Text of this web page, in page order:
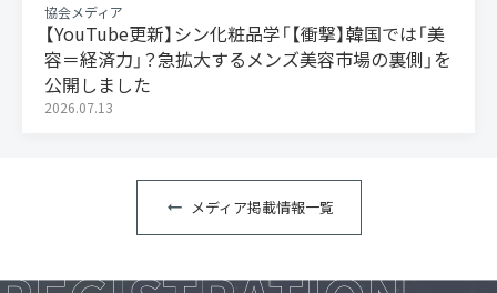
協会メディア
【YouTube更新】シン化粧品学「【衝撃】韓国では「美
容＝経済力」？急拡大するメンズ美容市場の裏側」を
公開しました
2026.07.13
メディア掲載情報一覧